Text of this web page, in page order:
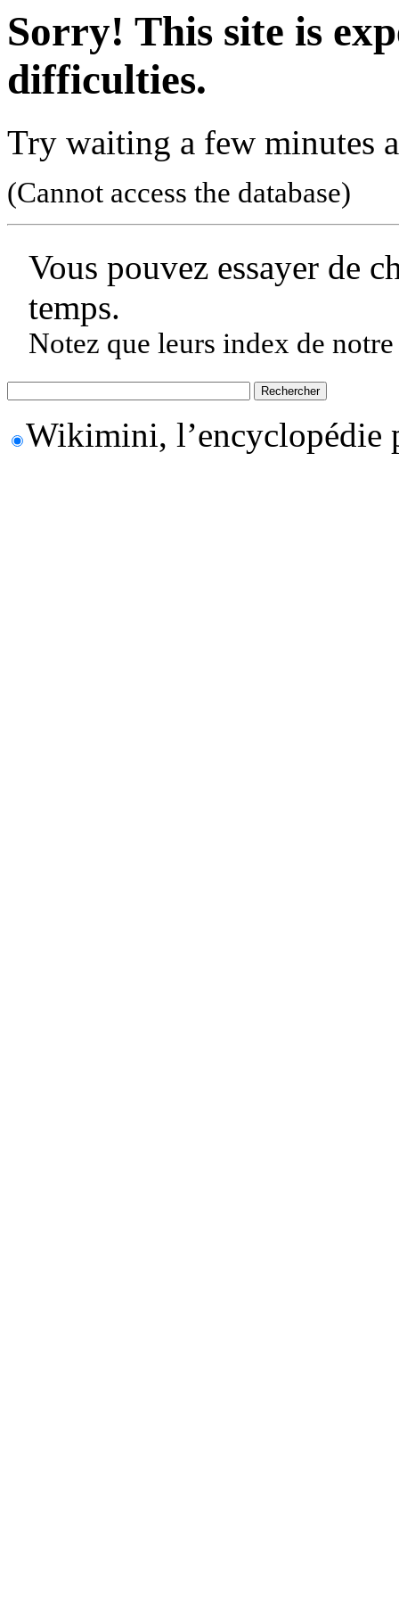
Sorry! This site is
difficulties.
Try waiting a few minutes
(Cannot access the database)
Vous pouvez essayer de
temps.
Notez que leurs index de
Wikimini, l’encyclopédie